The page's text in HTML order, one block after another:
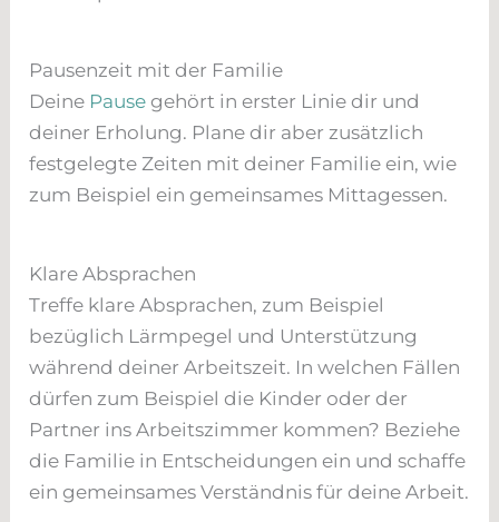
Pausenzeit mit der Familie
Deine Pause gehört in erster Linie dir und
deiner Erholung. Plane dir aber zusätzlich
festgelegte Zeiten mit deiner Familie ein, wie
zum Beispiel ein gemeinsames Mittagessen.
Klare Absprachen
Treffe klare Absprachen, zum Beispiel
bezüglich Lärmpegel und Unterstützung
während deiner Arbeitszeit. In welchen Fällen
dürfen zum Beispiel die Kinder oder der
Partner ins Arbeitszimmer kommen? Beziehe
die Familie in Entscheidungen ein und schaffe
ein gemeinsames Verständnis für deine Arbeit.